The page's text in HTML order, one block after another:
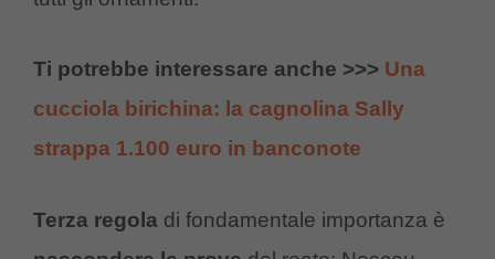
Ti potrebbe interessare anche >>> Una
cucciola birichina: la cagnolina Sally
strappa 1.100 euro in banconote
Terza regola di fondamentale importanza è